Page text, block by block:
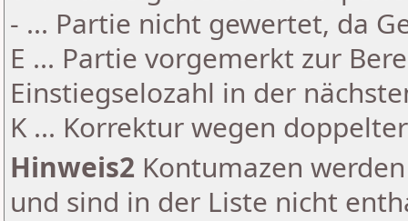
- ... Partie nicht gewertet, da
E ... Partie vorgemerkt zur
Einstiegselozahl in der
K ... Korrektur wegen
Hinweis2 Kontumazen
und sind in der Liste nicht